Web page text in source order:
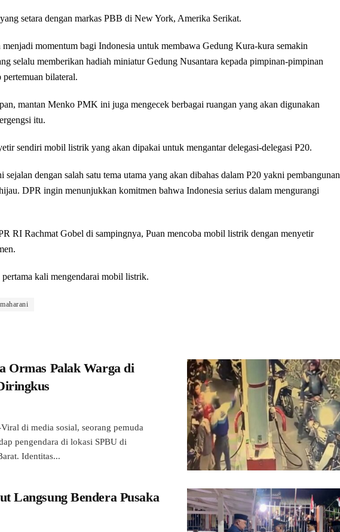
setara dengan markas PBB di New York, Amerika Serikat.
menjadi momentum bagi Indonesia untuk membawa Gedung Kura-kura semakin
selalu memberikan hadiah miniatur Gedung Nusantara kepada pimpinan-pimpinan
pertemuan bilateral.
mantan Menko PMK ini juga mengecek berbagai ruangan yang akan digunakan
itu.
sendiri mobil listrik yang akan dipakai untuk mengantar delegasi-delegasi P20.
dengan salah satu tema utama yang akan dibahas dalam P20 yakni pembangunan
DPR ingin menunjukkan komitmen bahwa Indonesia serius dalam mengurangi
RI Rachmat Gobel di sampingnya, Puan mencoba mobil listrik dengan menyetir
kali mengendarai mobil listrik.
Ormas Palak Warga di
di media sosial, seorang pemuda
pengendara di lokasi SPBU di
Identitas...
Langsung Bendera Pusaka